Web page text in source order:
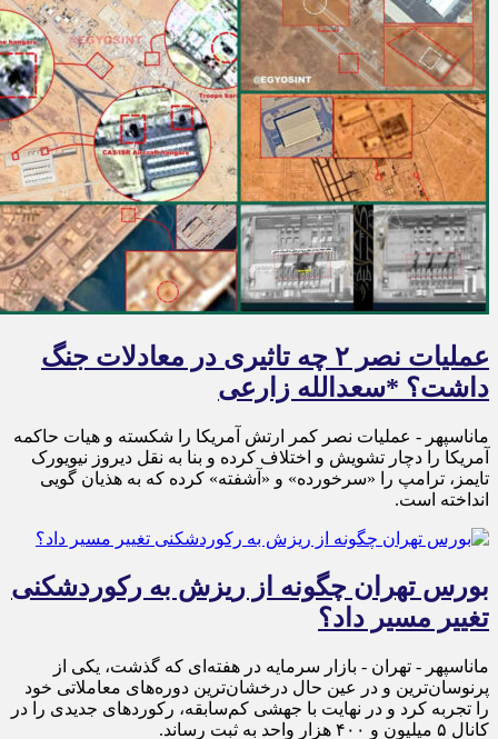
عملیات نصر ۲ چه تاثیری در معادلات جنگ
داشت؟ *سعدالله زارعی
ماناسپهر - عملیات نصر کمر ارتش آمریکا را شکسته و هیات حاکمه
آمریکا را دچار تشویش و اختلاف کرده و بنا به نقل دیروز نیویورک
تایمز، ترامپ را «سرخورده» و «آشفته» کرده که به هذیان گویی
انداخته است.
بورس تهران چگونه از ریزش به رکوردشکنی
تغییر مسیر داد؟
ماناسپهر - تهران - بازار سرمایه در هفته‌ای که گذشت، یکی از
پرنوسان‌ترین و در عین حال درخشان‌ترین دوره‌های معاملاتی خود
را تجربه کرد و در نهایت با جهشی کم‌سابقه، رکوردهای جدیدی را در
کانال ۵ میلیون و ۴۰۰ هزار واحد به ثبت رساند.